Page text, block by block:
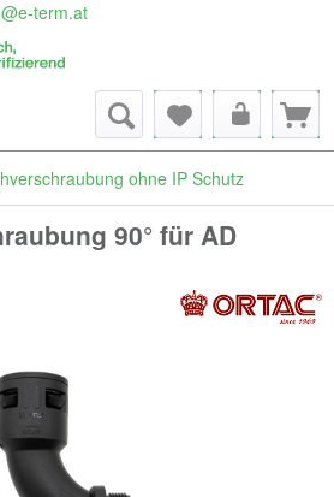
term.at
ohne IP Schutz
90° für AD